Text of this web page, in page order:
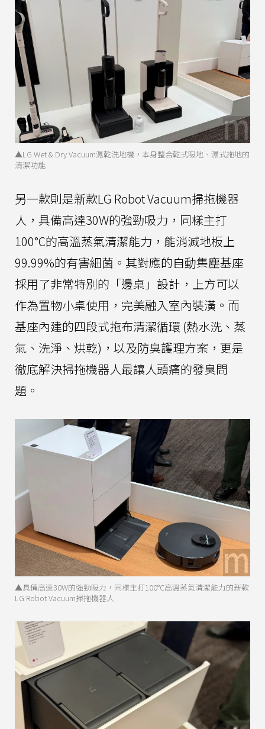
▲LG Wet & Dry Vacuum濕乾洗地機，本身整合乾式吸地、濕式拖地的
清潔功能
另一款則是新款LG Robot Vacuum掃拖機器
人，具備高達30W的強勁吸力，同樣主打
100°C的高溫蒸氣清潔能力，能消滅地板上
99.99%的有害細菌。其對應的自動集塵基座
採用了非常特別的「邊桌」設計，上方可以
作為置物小桌使用，完美融入室內裝潢。而
基座內建的四段式拖布清潔循環 (熱水洗、蒸
氣、洗淨、烘乾)，以及防臭護理方案，更是
徹底解決掃拖機器人最讓人頭痛的發臭問
題。
▲具備高達30W的強勁吸力，同樣主打100°C高溫蒸氣清潔能力的新款
LG Robot Vacuum掃拖機器人